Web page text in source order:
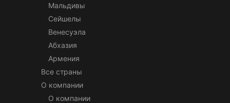
Мальдивы
Сейшелы
Венесуэла
Абхазия
Армения
Все страны
О компании
О компании